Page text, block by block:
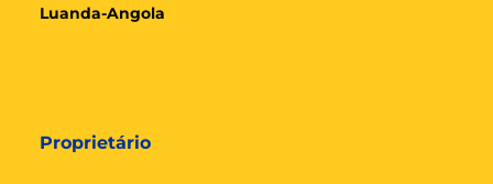
Luanda-Angola
Proprietário